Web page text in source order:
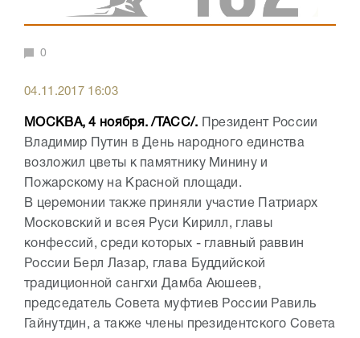
0
04.11.2017 16:03
МОСКВА, 4 ноября. /ТАСС/. Президент России
Владимир Путин в День народного единства
возложил цветы к памятнику Минину и
Пожарскому на Красной площади.
В церемонии также приняли участие Патриарх
Московский и всея Руси Кирилл, главы
конфессий, среди которых - главный раввин
России Берл Лазар, глава Буддийской
традиционной сангхи Дамба Аюшеев,
председатель Совета муфтиев России Равиль
Гайнутдин, а также члены президентского Совета